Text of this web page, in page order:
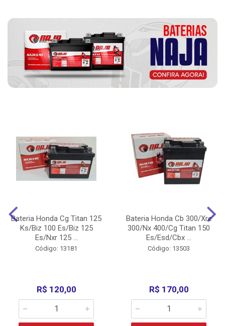
Bateria Honda Cg Titan 125
Ks/Biz 100 Es/Biz 125
Es/Nxr 125 ...
Código: 13181
R$ 120,00
Bateria Honda Cb 300/Xre
300/Nx 400/Cg Titan 150
Es/Esd/Cbx ...
Código: 13503
R$ 170,00